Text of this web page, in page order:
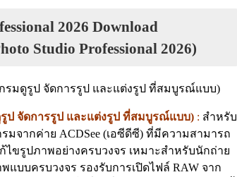
2026 Download
Studio Professional 2026)
ดูรูป จัดการรูป และแต่งรูป ที่สมบูรณ์แบบ) : สำหรับ
มจากค่าย ACDSee (เอซีดีซี) ที่มีความสามารถ
ขรูปภาพอย่างครบวงจร เหมาะสำหรับนักถ่าย
บบครบวงจร รองรับการเปิดไฟล์ RAW จาก